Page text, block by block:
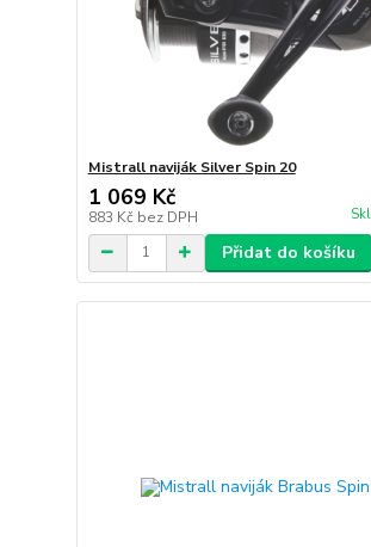
Mistrall naviják Silver Spin 20
1 069 Kč
883 Kč bez DPH
Přidat do košíku